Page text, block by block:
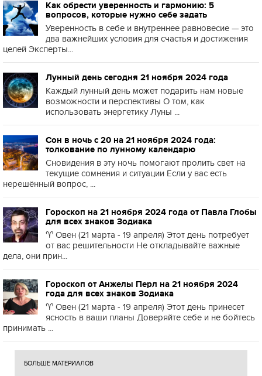
Как обрести уверенность и гармонию: 5
вопросов, которые нужно себе задать
Уверенность в себе и внутреннее равновесие — это
два важнейших условия для счастья и достижения
целей Эксперты...
Лунный день сегодня 21 ноября 2024 года
Каждый лунный день может подарить нам новые
возможности и перспективы О том, как
использовать энергетику Луны ...
Сон в ночь с 20 на 21 ноября 2024 года:
толкование по лунному календарю
Сновидения в эту ночь помогают пролить свет на
текущие сомнения и ситуации Если у вас есть
нерешённый вопрос, ...
Гороскоп на 21 ноября 2024 года от Павла Глобы
для всех знаков Зодиака
♈️ Овен (21 марта - 19 апреля) Этот день потребует
от вас решительности Не откладывайте важные
дела, они прин...
Гороскоп от Анжелы Перл на 21 ноября 2024
года для всех знаков Зодиака
♈️ Овен (21 марта - 19 апреля) Этот день принесет
ясность в ваши планы Доверяйте себе и не бойтесь
принимать ...
БОЛЬШЕ МАТЕРИАЛОВ